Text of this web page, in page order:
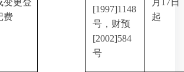
变更登
费
[1997]1148
号，财预
[2002]584
号
月 17日
起